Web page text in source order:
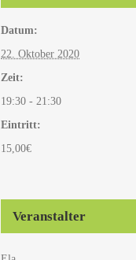
Datum:
22. Oktober 2020
Zeit:
19:30 - 21:30
Eintritt:
15,00€
Veranstalter